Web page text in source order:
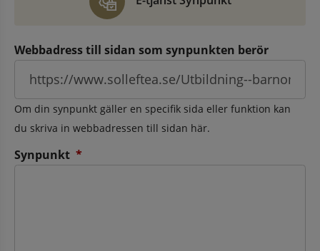
Webbadress till sidan som synpunkten berör
Om din synpunkt gäller en specifik sida eller funktion kan
du skriva in webbadressen till sidan här.
Synpunkt *